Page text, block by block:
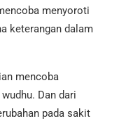
menyoroti
keterangan dalam
mencoba
Dan dari
pada sakit